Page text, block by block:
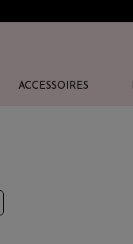
ACCESSOIRES